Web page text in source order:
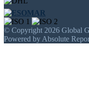
© Copyright 2026 Global
Powered by Absolute